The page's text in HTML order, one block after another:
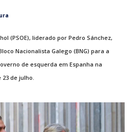
(PSOE), liderado por Pedro Sánchez,
Nacionalista Galego (BNG) para a
de esquerda em Espanha na
de julho.